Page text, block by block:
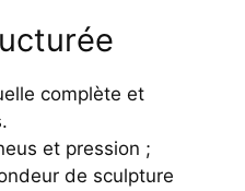
complète et
et pression ;
de sculpture